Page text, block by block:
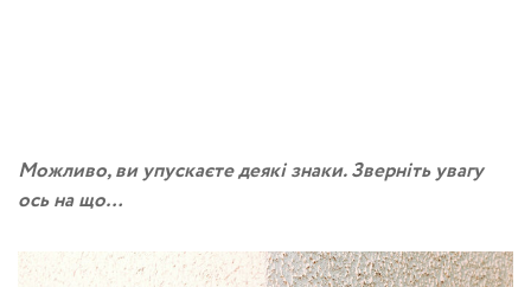
Можливо, ви упускаєте деякі знаки. Зверніть увагу
ось на що…